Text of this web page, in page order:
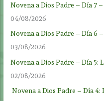
Novena a Dios Padre – Día 7
04/08/2026
Novena a Dios Padre – Día 6
03/08/2026
Novena a Dios Padre – Día 5:
02/08/2026
Novena a Dios Padre – Día 4: